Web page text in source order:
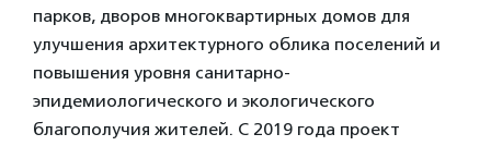
парков, дворов многоквартирных домов для
улучшения архитектурного облика поселений и
повышения уровня санитарно-
эпидемиологического и экологического
благополучия жителей. C 2019 года проект